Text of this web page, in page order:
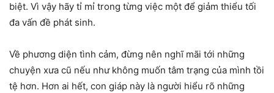
biệt. Vì vậy hãy tỉ mỉ trong từng việc một để giảm thiểu tối
đa vấn đề phát sinh.
Về phương diện tình cảm, đừng nên nghĩ mãi tới những
chuyện xưa cũ nếu như không muốn tâm trạng của mình tồi
tệ hơn. Hơn ai hết, con giáp này là người hiểu rõ những